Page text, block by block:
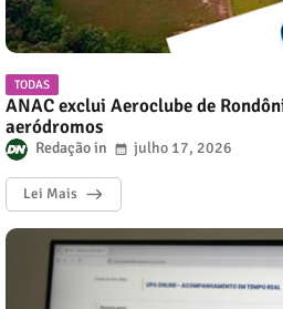
TODAS
ANAC exclui Aeroclube de
aeródromos
Redação julho 17, 2026
Lei Mais